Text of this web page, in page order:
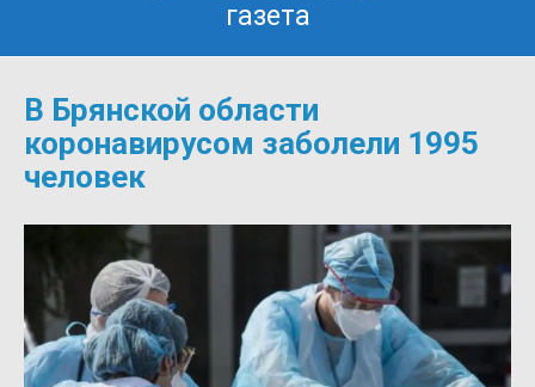
газета
В Брянской области
коронавирусом заболели 1995
человек